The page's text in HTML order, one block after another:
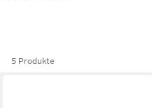
5 Produkte